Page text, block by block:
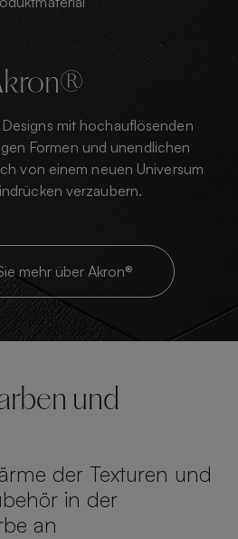
mit hochauflösenden
Formen und unendlichen
von einem neuen Universum
verzaubern.
mehr über Akron®
und
der Texturen und
in der
an